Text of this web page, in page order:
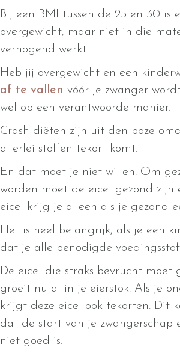
Bij een BMI tussen de 25 en 30 is
overgewicht, maar niet in die
verhogend werkt.
Heb jij overgewicht en een
af te vallen vóór je zwanger
wel op een verantwoorde manier.
Crash diëten zijn uit den boze
allerlei stoffen tekort komt.
En dat moet je niet willen. Om
worden moet de eicel gezond zijn
eicel krijg je alleen als je gezond
Het is heel belangrijk, als je een
dat je alle benodigde
De eicel die straks bevrucht moet
groeit nu al in je eierstok. Als je
krijgt deze eicel ook tekorten. Dit
dat de start van je zwangerschap
niet goed is.